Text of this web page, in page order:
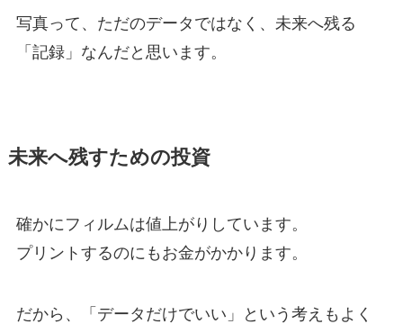
写真って、ただのデータではなく、未来へ残る
「記録」なんだと思います。
未来へ残すための投資
確かにフィルムは値上がりしています。
プリントするのにもお金がかかります。
だから、「データだけでいい」という考えもよく